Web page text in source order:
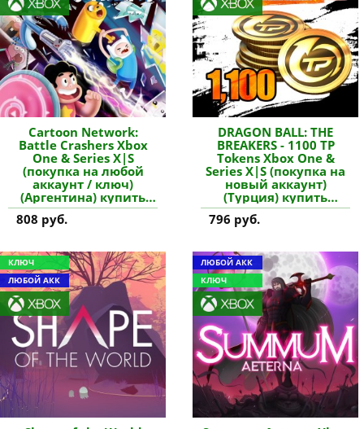
Cartoon Network:
Battle Crashers Xbox
One & Series X|S
(покупка на любой
аккаунт / ключ)
(Аргентина) купить
игру
808 руб.
DRAGON BALL: THE
BREAKERS - 1100 TP
Tokens Xbox One &
Series X|S (покупка на
новый аккаунт)
(Турция) купить
дополнение
796 руб.
КЛЮЧ
ЛЮБОЙ АКК
ЛЮБОЙ АКК
КЛЮЧ